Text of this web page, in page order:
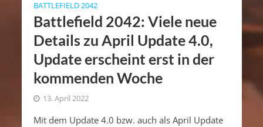
BATTLEFIELD 2042
Battlefield 2042: Viele neue
Details zu April Update 4.0,
Update erscheint erst in der
kommenden Woche
13. April 2022
Mit dem Update 4.0 bzw. auch als April Update